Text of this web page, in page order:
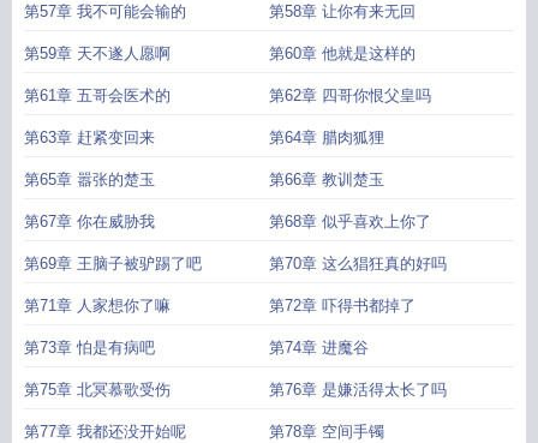
第57章 我不可能会输的 第58章 让你有来无回
第59章 天不遂人愿啊 第60章 他就是这样的
第61章 五哥会医术的 第62章 四哥你恨父皇吗
第63章 赶紧变回来 第64章 腊肉狐狸
第65章 嚣张的楚玉 第66章 教训楚玉
第67章 你在威胁我 第68章 似乎喜欢上你了
第69章 王脑子被驴踢了吧 第70章 这么猖狂真的好吗
第71章 人家想你了嘛 第72章 吓得书都掉了
第73章 怕是有病吧 第74章 进魔谷
第75章 北冥慕歌受伤 第76章 是嫌活得太长了吗
第77章 我都还没开始呢 第78章 空间手镯